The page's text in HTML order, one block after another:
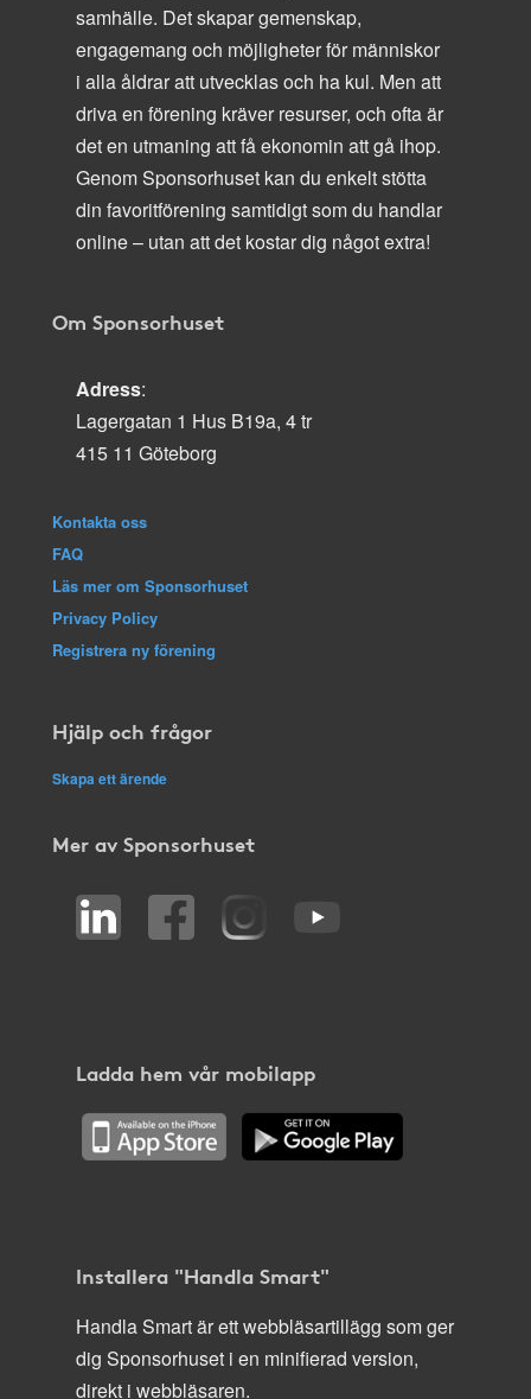
samhälle. Det skapar gemenskap,
engagemang och möjligheter för människor
i alla åldrar att utvecklas och ha kul. Men att
driva en förening kräver resurser, och ofta är
det en utmaning att få ekonomin att gå ihop.
Genom Sponsorhuset kan du enkelt stötta
din favoritförening samtidigt som du handlar
online – utan att det kostar dig något extra!
Om Sponsorhuset
Adress:
Lagergatan 1 Hus B19a, 4 tr
415 11 Göteborg
Kontakta oss
FAQ
Läs mer om Sponsorhuset
Privacy Policy
Registrera ny förening
Hjälp och frågor
Skapa ett ärende
Mer av Sponsorhuset
Ladda hem vår mobilapp
Installera "Handla Smart"
Handla Smart är ett webbläsartillägg som ger
dig Sponsorhuset i en minifierad version,
direkt i webbläsaren.